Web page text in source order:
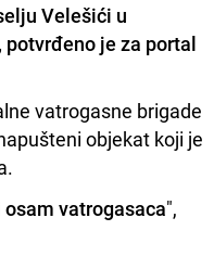
Velešići u
je za portal
vatrogasne brigade
objekat koji je
vatrogasaca",